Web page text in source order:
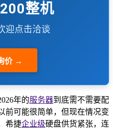
整机
迎点击洽谈
价 →
年的服务器到底需不需要配
前可能很简单，但现在情况变
希捷企业级硬盘供货紧张，连